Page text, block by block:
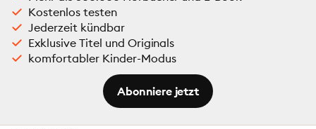
Kostenlos testen
Jederzeit kündbar
Exklusive Titel und Originals
komfortabler Kinder-Modus
Abonniere jetzt